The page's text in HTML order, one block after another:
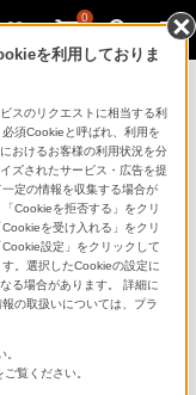
0
」も
を利用しておりま
スのリクエストに相当する利
須Cookieと呼ばれ、利用を
おけるお客様の利用状況を分
ズされたサービス・広告を提
定の情報を収集する場合が
Cookieを拒否する」をクリ
を受け入れる」をクリ
設定」をクリックして
。選択したCookieの設定に
る場合があります。 詳細に
の取扱いについては、プラ
ご覧ください。